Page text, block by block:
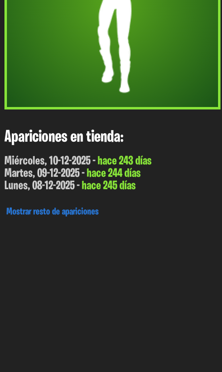
Apariciones en tienda:
Miércoles, 10-12-2025 -hace 243 días
Martes, 09-12-2025 -hace 244 días
Lunes, 08-12-2025 -hace 245 días
Mostrar resto de apariciones